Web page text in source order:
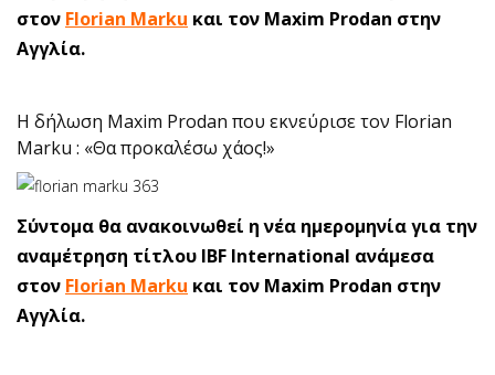
στον Florian Marku και τον Maxim Prodan στην
Αγγλία.
H δήλωση Maxim Prodan που εκνεύρισε τον Florian
Marku : «Θα προκαλέσω χάος!»
Σύντομα θα ανακοινωθεί η νέα ημερομηνία για την
αναμέτρηση τίτλου IBF International ανάμεσα
στον Florian Marku και τον Maxim Prodan στην
Αγγλία.